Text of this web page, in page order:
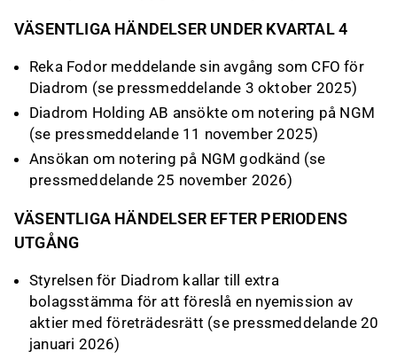
VÄSENTLIGA HÄNDELSER UNDER KVARTAL 4
Reka Fodor meddelande sin avgång som CFO för
Diadrom (se pressmeddelande 3 oktober 2025)
Diadrom Holding AB ansökte om notering på NGM
(se pressmeddelande 11 november 2025)
Ansökan om notering på NGM godkänd (se
pressmeddelande 25 november 2026)
VÄSENTLIGA HÄNDELSER EFTER PERIODENS
UTGÅNG
Styrelsen för Diadrom kallar till extra
bolagsstämma för att föreslå en nyemission av
aktier med företrädesrätt (se pressmeddelande 20
januari 2026)